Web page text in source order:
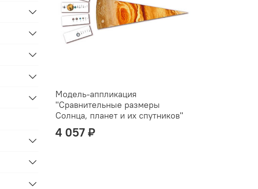
Модель-аппликация
"Сравнительные размеры
Солнца, планет и их спутников"
4 057 ₽